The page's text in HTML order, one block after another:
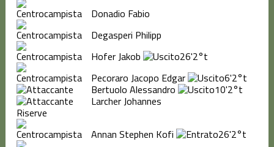
Donadio Fabio
Degasperi Philipp
Hofer Jakob
26'2°t
Pecoraro Jacopo Edgar
6'2°t
Bertuolo Alessandro 10'2°t
Larcher Johannes
Riserve
Annan Stephen Kofi
26'2°t